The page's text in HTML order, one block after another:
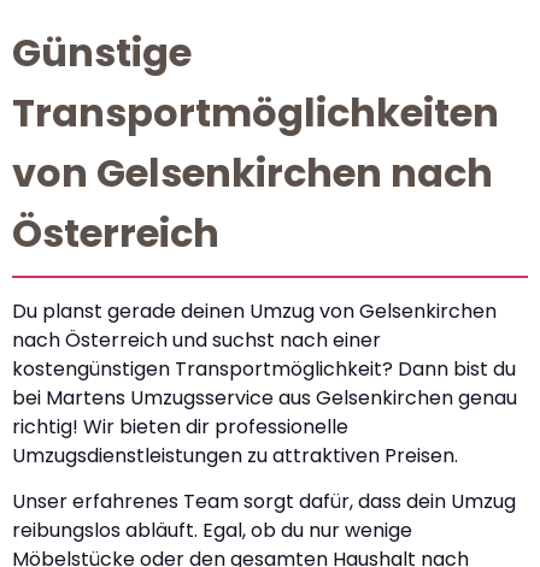
Günstige
Transportmöglichkeiten
von Gelsenkirchen nach
Österreich
Du planst gerade deinen Umzug von Gelsenkirchen
nach Österreich und suchst nach einer
kostengünstigen Transportmöglichkeit? Dann bist du
bei Martens Umzugsservice aus Gelsenkirchen genau
richtig! Wir bieten dir professionelle
Umzugsdienstleistungen zu attraktiven Preisen.
Unser erfahrenes Team sorgt dafür, dass dein Umzug
reibungslos abläuft. Egal, ob du nur wenige
Möbelstücke oder den gesamten Haushalt nach